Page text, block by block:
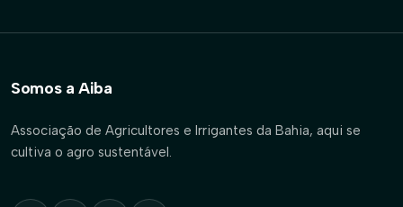
Somos a Aiba
Associação de Agricultores e Irrigantes da Bahia, aqui se
cultiva o agro sustentável.